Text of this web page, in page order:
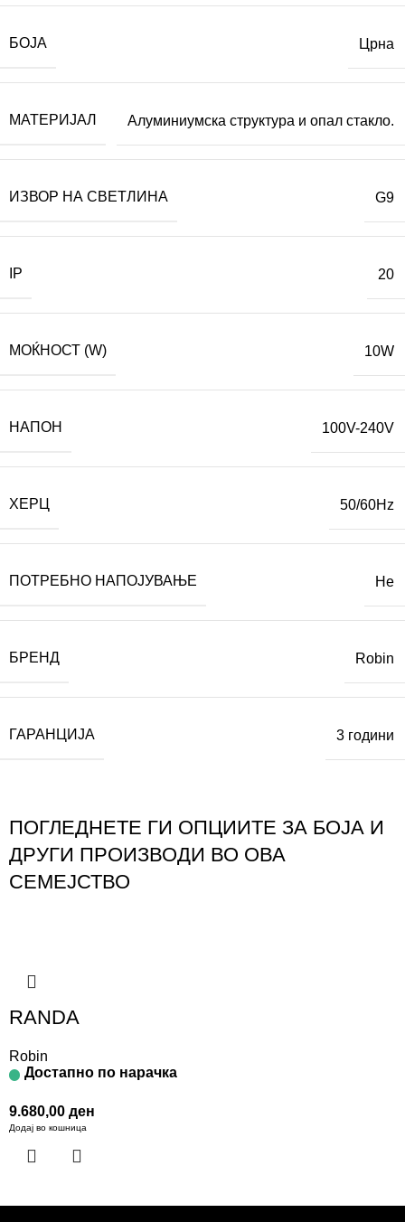
БОЈА Црна
МАТЕРИЈАЛ Алуминиумска структура и опал стакло.
ИЗВОР НА СВЕТЛИНА G9
IP 20
МОЌНОСТ (W) 10W
НАПОН 100V-240V
ХЕРЦ 50/60Hz
ПОТРЕБНО НАПОЈУВАЊЕ Не
БРЕНД Robin
ГАРАНЦИЈА 3 години
ПОГЛЕДНЕТЕ ГИ ОПЦИИТЕ ЗА БОЈА И
ДРУГИ ПРОИЗВОДИ ВО ОВА
СЕМЕЈСТВО
RANDA
Robin
Достапно по нарачка
9.680,00 ден
Додај во кошница